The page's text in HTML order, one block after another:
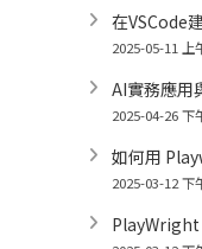
在VSCode
2025-05-11 上
AI實務應用
2025-04-26 下
如何用
2025-03-12 下